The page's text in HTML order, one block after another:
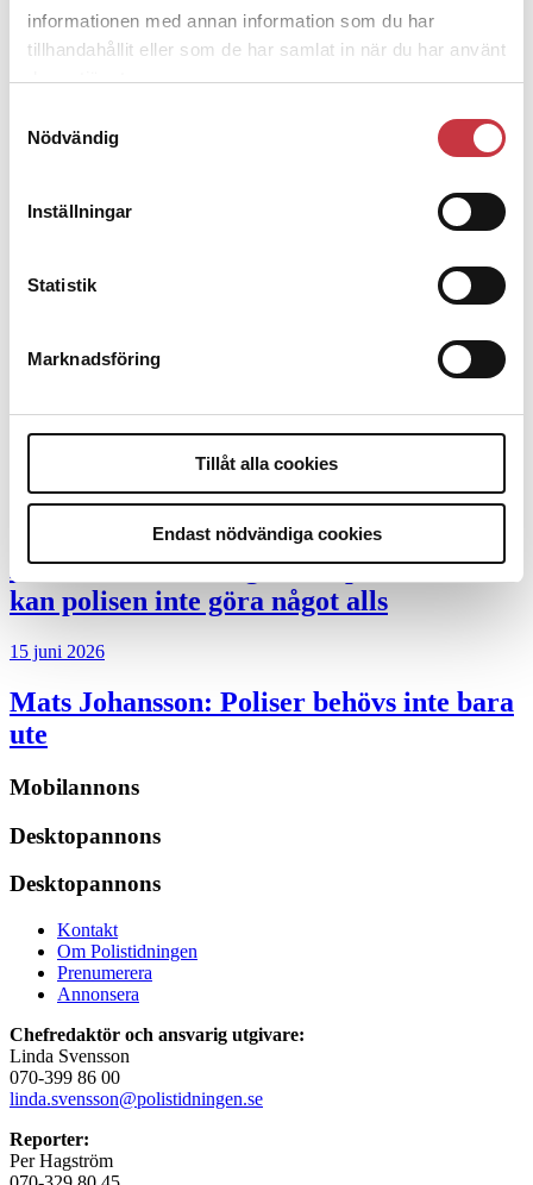
informationen med annan information som du har
tillhandahållit eller som de har samlat in när du har använt
deras tjänster.
Nödvändig
Inställningar
Statistik
Marknadsföring
Tillåt alla cookies
Endast nödvändiga cookies
rättas till”
Mobilannons
Desktopannnons
9 juli 2026
Slutreplik:
kunskapsstyrning – inte om forskarnas
Replik:Det är inte evidenskrav som
bakbinder polisen
Debatt:Med för höga krav på evidens
kan polisen inte göra något alls
15 juni 2026
Mats Johansson: Poliser behövs inte bara
ute
Mobilannons
Desktopannons
Desktopannons
Kontakt
Om Polistidningen
Prenumerera
Annonsera
Chefredaktör och ansvarig utgivare:
Linda Svensson
070-399 86 00
linda.svensson@polistidningen.se
Reporter:
Per Hagström